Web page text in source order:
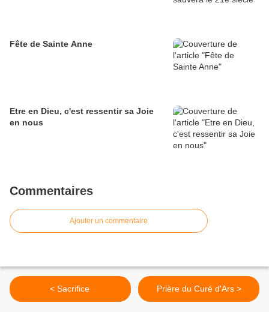
Fête de Sainte Anne
Etre en Dieu, c'est ressentir sa Joie
en nous
Commentaires
Ajouter un commentaire
< Sacrifice Prière du Curé d'Ars >